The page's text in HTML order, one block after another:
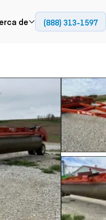
Fresadoras en frío
Compactadores
Adoquines
Recuperadores de
carreteras
Generación de
energía
Generadores
de
(888) 313-1597